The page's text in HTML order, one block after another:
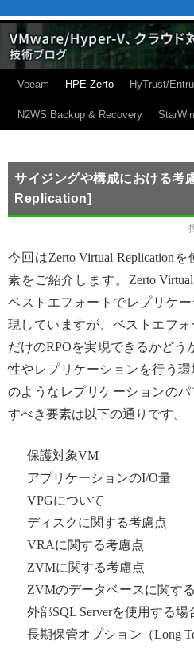
Veeam HPE Zerto HyTrust/
N2WS Backup & Recovery
サイジングや構成における考
Replication]
今回はZerto Virtual Replication
素をご紹介します。Zerto
ベストエフォートでレプリケ
現していますが、ベストエフ
だけのRPOを実現できるかど
性やレプリケーションを行う
のようなレプリケーションの
すべき要素は以下の通りです。
保護対象VM
アプリケーションのI/O量
VPGについて
ディスクに関する考慮点
VRAに関する考慮点
ZVMに関する考慮点
ZVMのデータベースに関す
外部SQL Serverを使用する
長期保管オプション（Long